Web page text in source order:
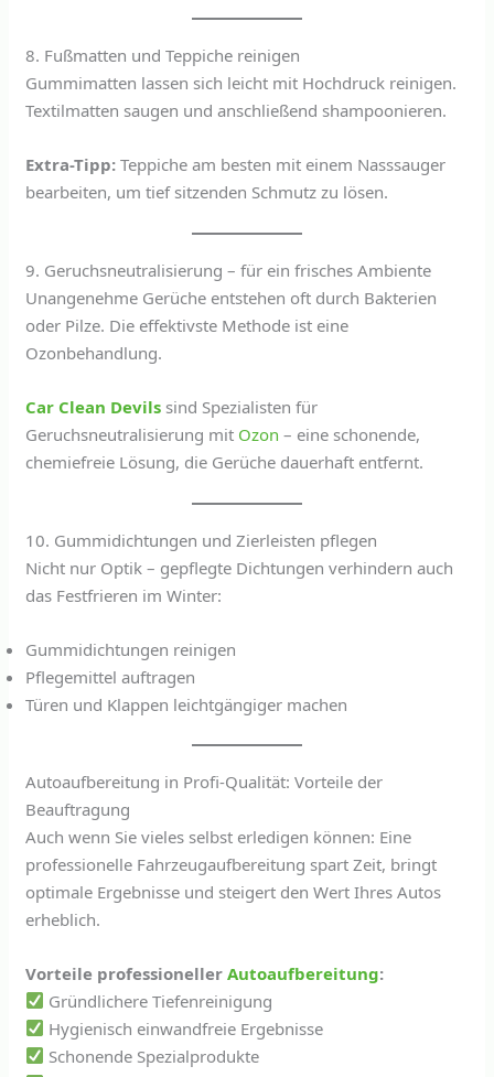
8. Fußmatten und Teppiche reinigen
Gummimatten lassen sich leicht mit Hochdruck reinigen.
Textilmatten saugen und anschließend shampoonieren.
Extra-Tipp: Teppiche am besten mit einem Nasssauger
bearbeiten, um tief sitzenden Schmutz zu lösen.
9. Geruchsneutralisierung – für ein frisches Ambiente
Unangenehme Gerüche entstehen oft durch Bakterien
oder Pilze. Die effektivste Methode ist eine
Ozonbehandlung.
Car Clean Devils sind Spezialisten für
Geruchsneutralisierung mit Ozon – eine schonende,
chemiefreie Lösung, die Gerüche dauerhaft entfernt.
10. Gummidichtungen und Zierleisten pflegen
Nicht nur Optik – gepflegte Dichtungen verhindern auch
das Festfrieren im Winter:
Gummidichtungen reinigen
Pflegemittel auftragen
Türen und Klappen leichtgängiger machen
Autoaufbereitung in Profi-Qualität: Vorteile der
Beauftragung
Auch wenn Sie vieles selbst erledigen können: Eine
professionelle Fahrzeugaufbereitung spart Zeit, bringt
optimale Ergebnisse und steigert den Wert Ihres Autos
erheblich.
Vorteile professionellerAutoaufbereitung:
Gründlichere Tiefenreinigung
Hygienisch einwandfreie Ergebnisse
Schonende Spezialprodukte